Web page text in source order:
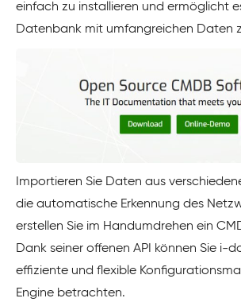
einfach zu installieren und ermöglicht
Datenbank mit umfangreichen Daten
Importieren Sie Daten aus
die automatische Erkennung des
erstellen Sie im Handumdrehen ein
Dank seiner offenen API können Sie i-
effiziente und flexible
Engine betrachten.